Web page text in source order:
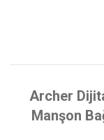
Archer
Manşon